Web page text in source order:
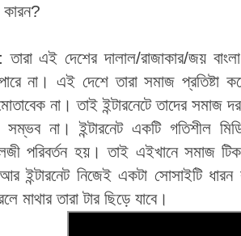
: তারা এই দেশের দালাল/রাজাকার/জয়
না। এই দেশে তারা সমাজ প্রতিষ্টা
না। তাই ইন্টারনেটে তাদের সমাজ
না। ইন্টারনেট একটি গতিশীল
পরিবর্তন হয়। তাই এইখানে সমাজ
ইন্টারনেট নিজেই একটা সোসাইটি
মাথার তারা টার ছিড়ে যাবে।